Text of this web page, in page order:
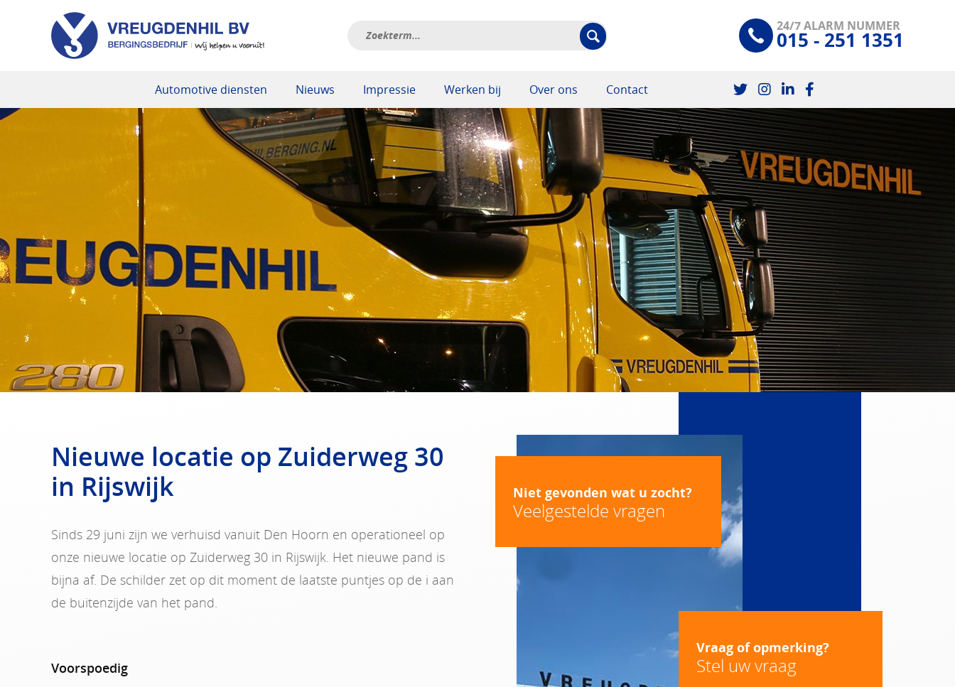
24/7 ALARM NUMMER
015 - 251 1351
Automotive diensten Nieuws Impressie Werken bij Over ons Contact
Nieuwe locatie op Zuiderweg 30
in Rijswijk
Sinds 29 juni zijn we verhuisd vanuit Den Hoorn en operationeel op
onze nieuwe locatie op Zuiderweg 30 in Rijswijk. Het nieuwe pand is
bijna af. De schilder zet op dit moment de laatste puntjes op de i aan
de buitenzijde van het pand.
Voorspoedig
Niet gevonden wat u zocht?
Veelgestelde vragen
Vraag of opmerking?
Stel uw vraag